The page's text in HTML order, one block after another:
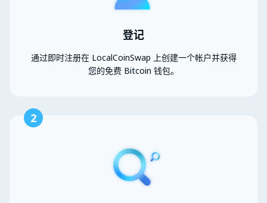
登记
通过即时注册在 LocalCoinSwap 上创建一个帐户并获得
您的免费 Bitcoin 钱包。
2